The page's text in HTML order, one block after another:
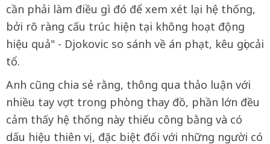
cần phải làm điều gì đó để xem xét lại hệ thống,
bởi rõ ràng cấu trúc hiện tại không hoạt động
hiệu quả" - Djokovic so sánh về án phạt, kêu gọi cải
tổ.
Anh cũng chia sẻ rằng, thông qua thảo luận với
nhiều tay vợt trong phòng thay đồ, phần lớn đều
cảm thấy hệ thống này thiếu công bằng và có
dấu hiệu thiên vị, đặc biệt đối với những người có